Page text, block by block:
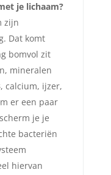
je lichaam?
zijn
Dat komt
bomvol zit
mineralen
calcium, ijzer,
er een paar
je je
bacteriën
hiervan